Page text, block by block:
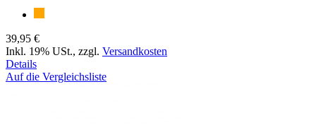
39,95 €
Inkl. 19% USt., zzgl. Versandkosten
Details
Auf die Vergleichsliste